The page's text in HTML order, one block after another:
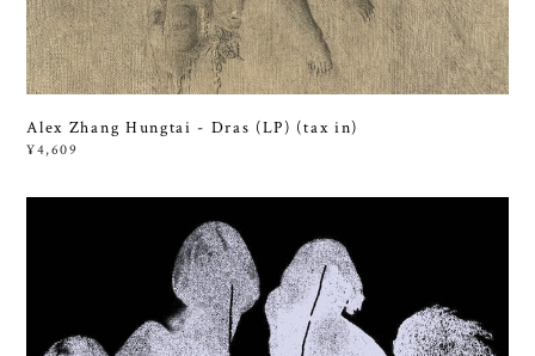
Alex Zhang Hungtai - Dras (LP) (tax in)
¥4,609